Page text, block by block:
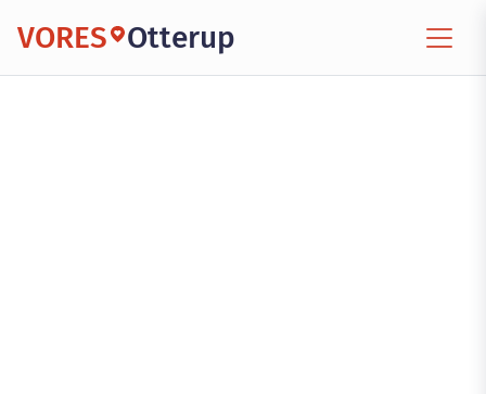
VORES Otterup